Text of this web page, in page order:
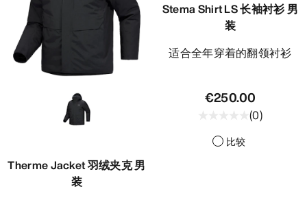
Therme Jacket 羽绒夹克 男
装
Stema Shirt LS 长袖衬衫 男
装
适合全年穿着的翻领衬衫
€250.00
(0)
比较